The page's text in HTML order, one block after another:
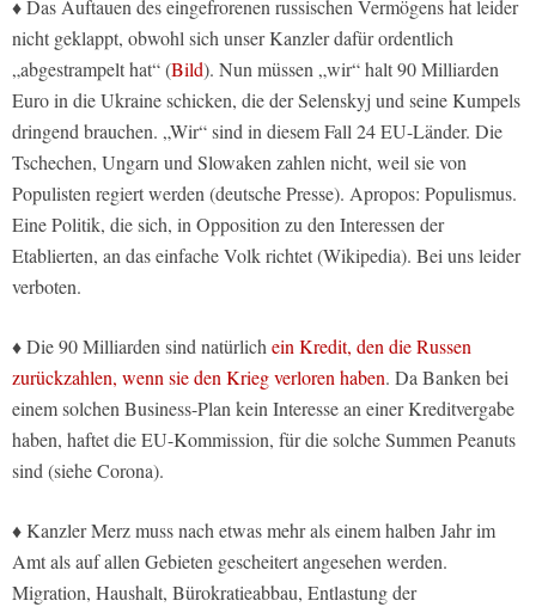
♦ Das Auftauen des eingefrorenen russischen Vermögens hat leider
nicht geklappt, obwohl sich unser Kanzler dafür ordentlich
„abgestrampelt hat“ (Bild). Nun müssen „wir“ halt 90 Milliarden
Euro in die Ukraine schicken, die der Selenskyj und seine Kumpels
dringend brauchen. „Wir“ sind in diesem Fall 24 EU-Länder. Die
Tschechen, Ungarn und Slowaken zahlen nicht, weil sie von
Populisten regiert werden (deutsche Presse). Apropos: Populismus.
Eine Politik, die sich, in Opposition zu den Interessen der
Etablierten, an das einfache Volk richtet (Wikipedia). Bei uns leider
verboten.
♦ Die 90 Milliarden sind natürlichein Kredit, den die Russen
zurückzahlen, wenn sie den Krieg verloren haben. Da Banken bei
einem solchen Business-Plan kein Interesse an einer Kreditvergabe
haben, haftet die EU-Kommission, für die solche Summen Peanuts
sind (siehe Corona).
♦ Kanzler Merz muss nach etwas mehr als einem halben Jahr im
Amt als auf allen Gebieten gescheitert angesehen werden.
Migration, Haushalt, Bürokratieabbau, Entlastung der